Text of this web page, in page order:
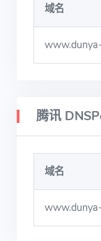
域名
腾讯
域名